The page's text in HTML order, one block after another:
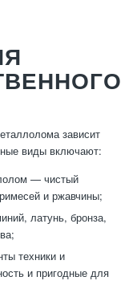
зависит
виды включают:
— чистый
и ржавчины;
латунь, бронза,
техники и
и пригодные для